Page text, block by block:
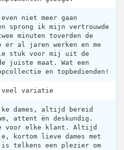
niet meer gaan
sprong ik mijn vertrouwde
minuten toverden de
er al jaren werken en me
stuk voor mij uit de
juiste maat. Wat een
en topbedienden!
veel variatie
dames, altijd bereid
attent ën deskundig.
voor elke klant. Altijd
kortom lieve dames met
telkens een plezier om